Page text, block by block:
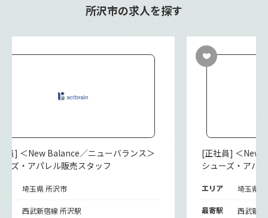
所沢市の求人を探す
員] ＜New Balance／ニューバランス＞
ーズ・アパレル販売スタッフ
埼玉県 所沢市
西武新宿線 所沢駅
[正社員] ＜New
シューズ・アパ
エリア 埼玉県
最寄駅 西武新